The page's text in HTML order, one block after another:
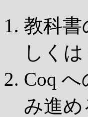
教科書
しく
Coq
み進め